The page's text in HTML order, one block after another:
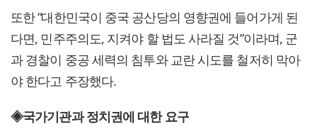
또한 “대한민국이 중국 공산당의 영향권에 들어가게 된
다면, 민주주의도, 지켜야 할 법도 사라질 것”이라며, 군
과 경찰이 중공 세력의 침투와 교란 시도를 철저히 막아
야 한다고 주장했다.
◈국가기관과 정치권에 대한 요구